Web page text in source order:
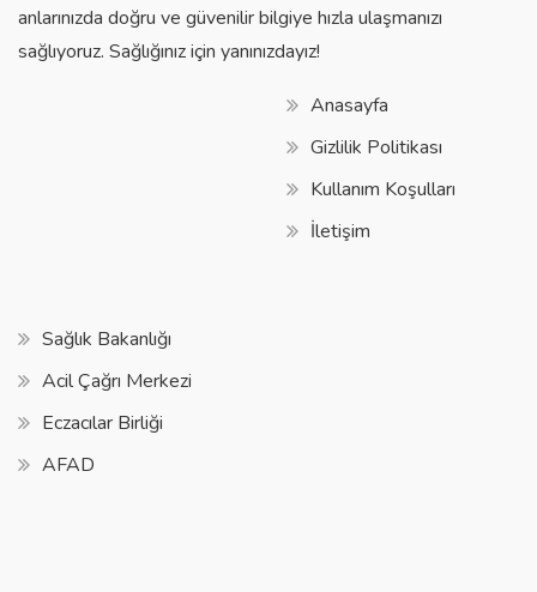
anlarınızda doğru ve güvenilir bilgiye hızla ulaşmanızı
sağlıyoruz. Sağlığınız için yanınızdayız!
Anasayfa
Gizlilik Politikası
Kullanım Koşulları
İletişim
Sağlık Bakanlığı
Acil Çağrı Merkezi
Eczacılar Birliği
AFAD